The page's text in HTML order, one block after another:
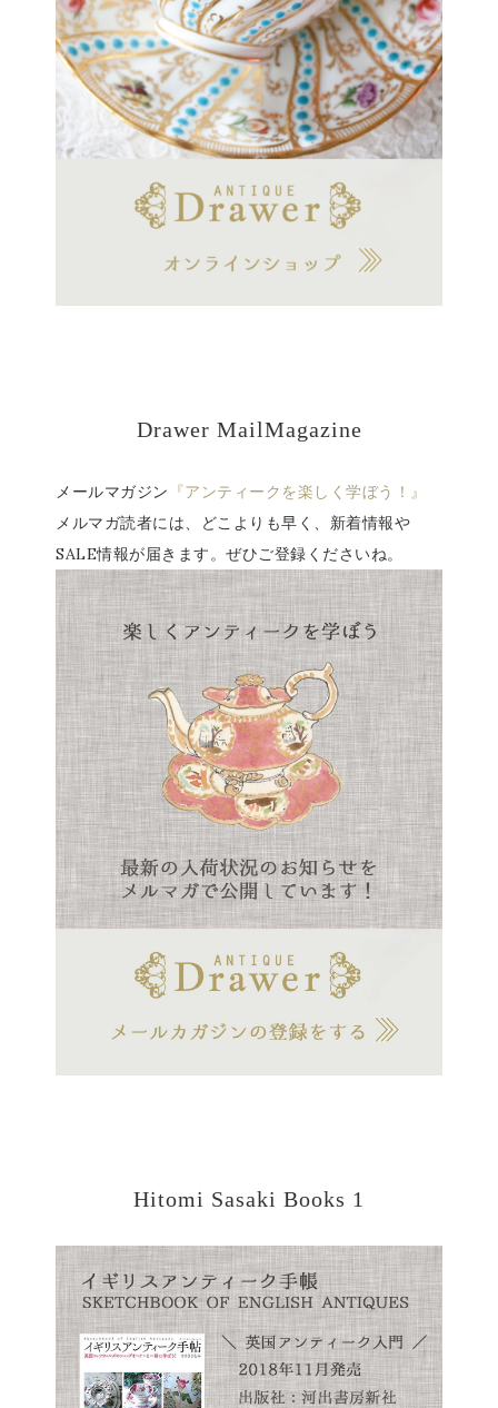
Drawer MailMagazine
メールマガジン 『アンティークを楽しく学ぼう！』
メルマガ読者には、どこよりも早く、新着情報や
SALE情報が届きます。ぜひご登録くださいね。
Hitomi Sasaki Books 1